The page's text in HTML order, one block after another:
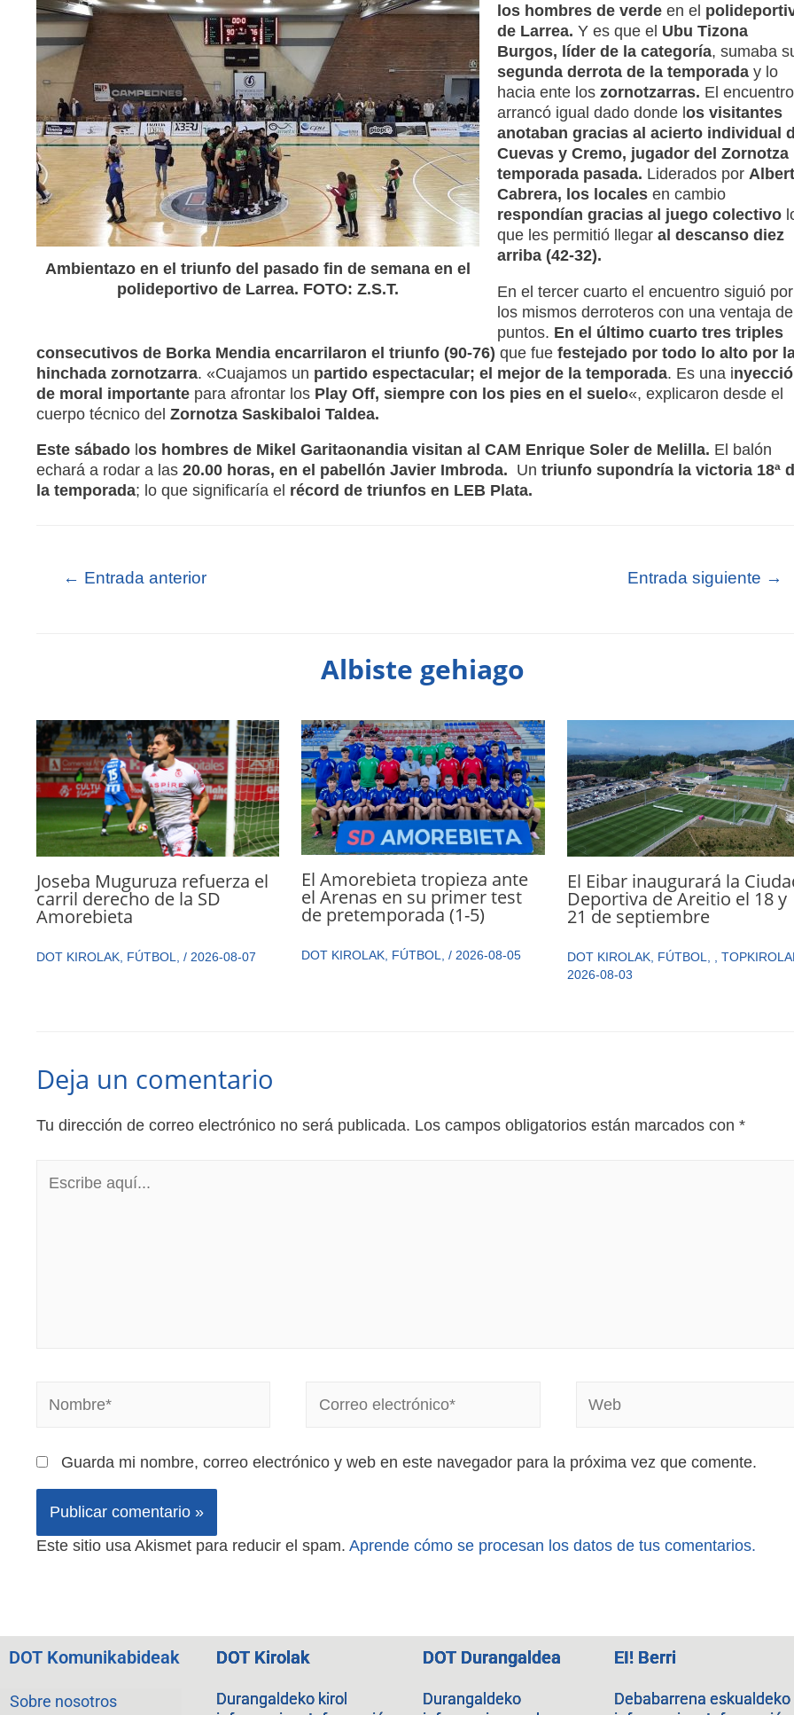
Ambientazo en el triunfo del pasado fin de semana en el
polideportivo de Larrea. FOTO: Z.S.T.
los hombres de verdeen el
de Larrea. Y es que el Ubu Tizona
Burgos, líder de la categoría, sumaba
segunda derrota de la temporaday lo
hacia ente los zornotzarras. El encuentro
arrancó igual dado donde los visitantes
anotaban gracias al acierto individual
Cuevas y Cremo, jugador del Zornotza
temporada pasada. Liderados por
Cabrera, los localesen cambio
respondían gracias al juego colectivo
que les permitió llegar al descanso diez
arriba (42-32).
En el tercer cuarto el encuentro siguió por
los mismos derroteros con una ventaja
puntos. En el último cuarto tres triples
consecutivos de Borka Mendia encarrilaron el triunfo (90-76) que fue festejado por todo lo alto por
hinchada zornotzarra. «Cuajamos un partido espectacular; el mejor de la temporada. Es una i
de moral importantepara afrontar los Play Off, siempre con los pies en el suelo«, explicaron desde el
cuerpo técnico del Zornotza Saskibaloi Taldea.
Este sábadol os hombres de Mikel Garitaonandia visitan al CAM Enrique Soler de Melilla. El balón
echará a rodar a las 20.00 horas, en el pabellón Javier Imbroda. Un triunfo supondría la victoria 18ª
la temporada; lo que significaría el récord de triunfos en LEB Plata.
← Entrada anterior Entrada siguiente →
Albiste gehiago
Joseba Muguruza refuerza el
carril derecho de la SD
Amorebieta
DOT KIROLAK, FÚTBOL / 2026-08-07
El Amorebieta tropieza ante
el Arenas en su primer test
de pretemporada (1-5)
DOT KIROLAK FÚTBOL ,/ 2026-08-05
El Eibar inaugurará la
Deportiva de Areitio el 18 y
21 de septiembre
DOT KIROLAK, FÚTBOL, ,
2026-08-03
Deja un comentario
Tu dirección de correo electrónico no será publicada. Los campos obligatorios están marcados con *
Guarda mi nombre, correo electrónico y web en este navegador para la próxima vez que comente.
Este sitio usa Akismet para reducir el spam. Aprende cómo se procesan los datos de tus comentarios.
DOT Komunikabideak
Sobre nosotros
DOT Kirolak
Durangaldeko kirol
DOT Durangaldea
Durangaldeko
EI! Berri
Debabarrena eskualdeko